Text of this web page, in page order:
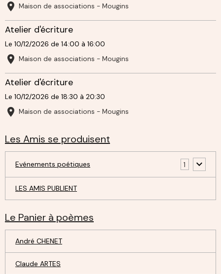
Maison de associations - Mougins
Atelier d'écriture
Le 10/12/2026 de 14:00 à 16:00
Maison de associations - Mougins
Atelier d'écriture
Le 10/12/2026 de 18:30 à 20:30
Maison de associations - Mougins
Les Amis se produisent
Evénements poétiques 1
LES AMIS PUBLIENT
Le Panier à poèmes
André CHENET
Claude ARTES